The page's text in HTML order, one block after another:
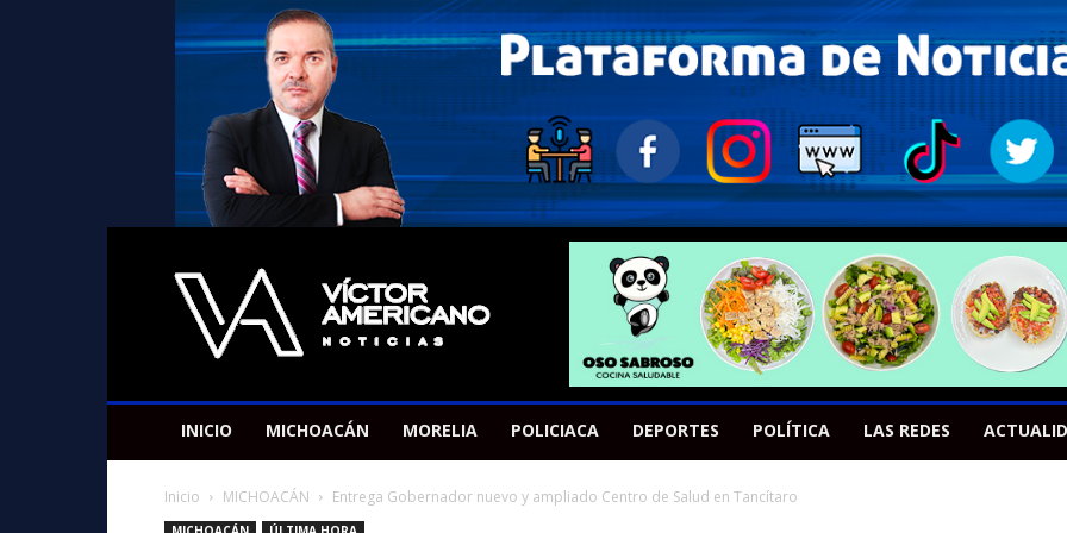
Americano
Victor
INICIO MICHOACÁN MORELIA POLICIACA DEPORTES POLÍTICA LAS REDES
Inicio MICHOACÁN Entrega Gobernador nuevo y ampliado Centro de Salud en Tancítaro